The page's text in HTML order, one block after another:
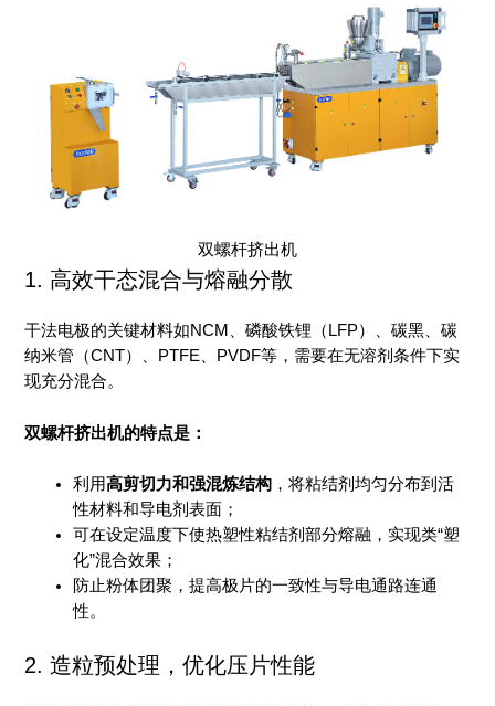
双螺杆挤出机
1. 高效干态混合与熔融分散
干法电极的关键材料如NCM、磷酸铁锂（LFP）、碳黑、碳
纳米管（CNT）、PTFE、PVDF等，需要在无溶剂条件下实
现充分混合。
双螺杆挤出机的特点是：
利用高剪切力和强混炼结构 ，将粘结剂均匀分布到活
性材料和导电剂表面；
可在设定温度下使热塑性粘结剂部分熔融，实现类“塑
化”混合效果；
防止粉体团聚，提高极片的一致性与导电通路连通
性。
2. 造粒预处理，优化压片性能